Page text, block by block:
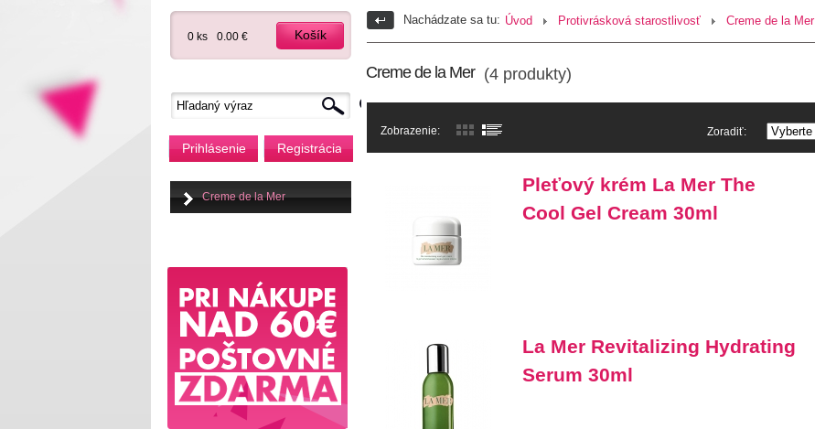
0 ks 0.00 € Košík
Prihlásenie Registrácia
Creme de la Mer
Nachádzate sa tu: Úvod Protivrásková starostlivosť Creme de la Mer
Creme de la Mer(4 produkty)
Zobrazenie: Zoradiť:
Pleťový krém La Mer The
Cool Gel Cream 30ml
La Mer Revitalizing Hydrating
Serum 30ml